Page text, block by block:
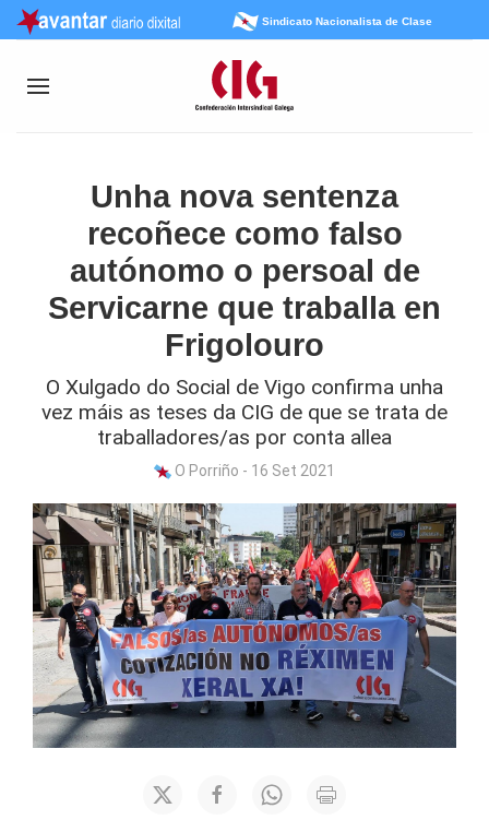
Sindicato Nacionalista de Clase
Unha nova sentenza
recoñece como falso
autónomo o persoal de
Servicarne que traballa en
Frigolouro
O Xulgado do Social de Vigo confirma unha
vez máis as teses da CIG de que se trata de
traballadores/as por conta allea
O Porriño - 16 Set 2021